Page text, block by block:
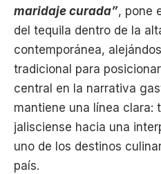
maridaje curada”, pone
del tequila dentro de la
contemporánea,
tradicional para
central en la narrativa
mantiene una línea clara:
jalisciense hacia una
uno de los destinos
país.